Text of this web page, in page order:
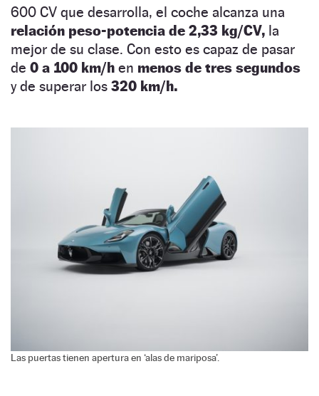
600 CV que desarrolla, el coche alcanza una
relación peso-potencia de 2,33 kg/CV, la
mejor de su clase. Con esto es capaz de pasar
de 0 a 100 km/h en menos de tres segundos
y de superar los 320 km/h.
Las puertas tienen apertura en ‘alas de mariposa’.